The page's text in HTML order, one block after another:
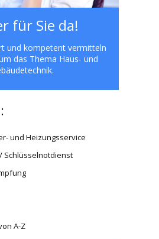
für Sie da!
und kompetent vermitteln
das Thema Haus- und
und Heizungsservice
Schlüsselnotdienst
A-Z